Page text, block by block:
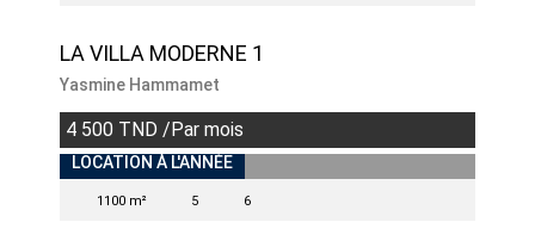
LA VILLA MODERNE 1
Yasmine Hammamet
4 500 TND /Par mois
INDISPONIBLE
LOCATION À L'ANNÉE
1100 m² 5 6